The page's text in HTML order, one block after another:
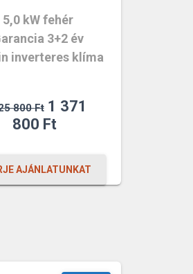
5,0 kW fehér
3+2 év
inverteres klíma
800Ft Original
price
425
1 371
800 FtCurrent
1
AJÁNLATUNKAT